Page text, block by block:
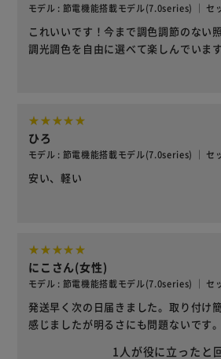
モデル : 節電機能搭載モデル(7.0series) ｜ セ
これいいです！今まで調色調節のない
調光調色を自由に選べて楽しんでいま
ひろ
モデル : 節電機能搭載モデル(7.0series) ｜ セ
安い、軽い
にこさん(女性)
モデル : 節電機能搭載モデル(7.0series) ｜ セ
発送早く次の日届きました。取り付け
感じましたが明るさにも問題ないです。
1 人が役に立ったと